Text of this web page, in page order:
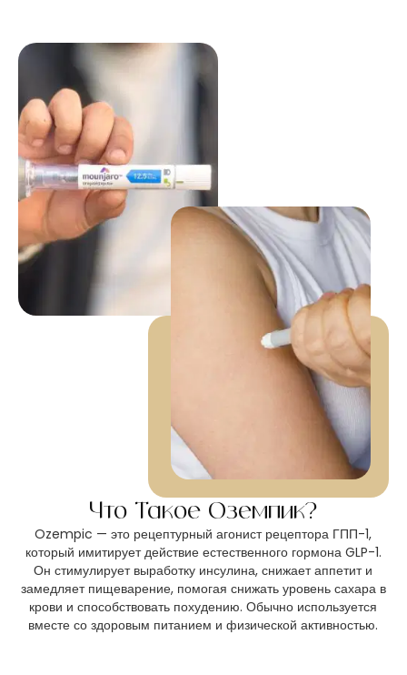
Что Такое Оземпик?
Ozempic — это рецептурный агонист рецептора ГПП-1,
который имитирует действие естественного гормона GLP-1.
Он стимулирует выработку инсулина, снижает аппетит и
замедляет пищеварение, помогая снижать уровень сахара в
крови и способствовать похудению. Обычно используется
вместе со здоровым питанием и физической активностью.